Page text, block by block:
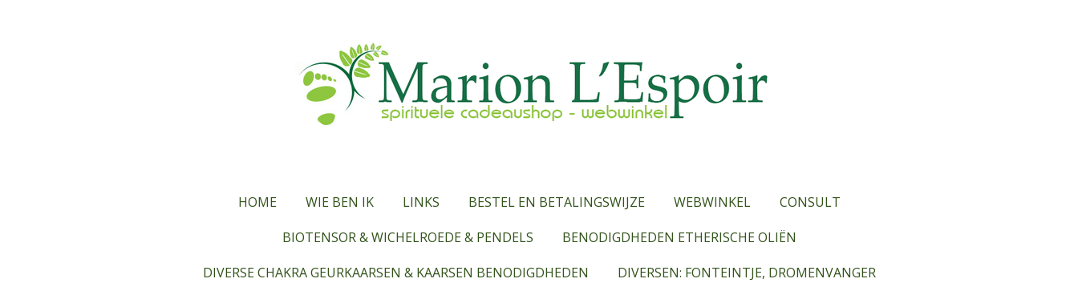
HOME WIE BEN IK LINKS BESTEL EN BETALINGSWIJZE WEBWINKEL
CONSULT
BIOTENSOR & WICHELROEDE & PENDELS
BENODIGDHEDEN ETHERISCHE OLIËN
DIVERSE CHAKRA GEURKAARSEN & KAARSEN BENODIGDHEDEN
DIVERSEN: FONTEINTJE, DROMENVANGER